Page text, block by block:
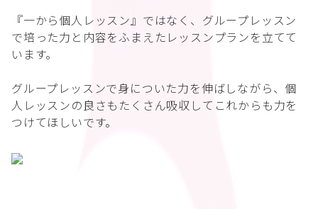
『一から個人レッスン』ではなく、グループレッスン
で培った力と内容をふまえたレッスンプランを立てて
います。
グループレッスンで身についた力を伸ばしながら、個
人レッスンの良さもたくさん吸収してこれからも力を
つけてほしいです。